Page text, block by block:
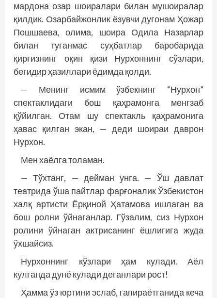
мардона озар шоиралари билан мушоиралар
қилдик. Озарбайжонлик ёзувчи дугонам Ҳожар
Пошшаева, олима, шоира Одила Назарлар
билан туганмас суҳбатлар баробарида
қирғизнинг оқин қизи Нурхоннинг сўзлари,
бегидир ҳазиллари ёдимда қолди.
— Менинг исмим ўзбекнинг “Нурхон”
спектаклидаги бош қаҳрамонга менгзаб
қўйилган. Отам шу спектакль қаҳрамонига
ҳавас қилган экан, — деди шоираи даврон
Нурхон.
Мен хаёлга толаман.
— Тўхтанг, — дейман унга. — Ўш давлат
театрида ўша пайтлар фарғоналик Ўзбекис­тон
халқ артисти Ёрқиной Ҳатамова ишлаган ва
бош ролни ўйнаганлар. Гўзалим, сиз Нурхон
ролини ўйнаган актрисанинг ёшлигига жуда
ўхшайсиз.
Нурхоннинг кўзлари ҳам кулади. Аёл
кулганда дунё кулади деганлари рост!
Ҳамма ўз юртини эслаб, гапираётганида кеча